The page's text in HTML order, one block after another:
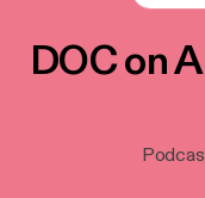
DOC on